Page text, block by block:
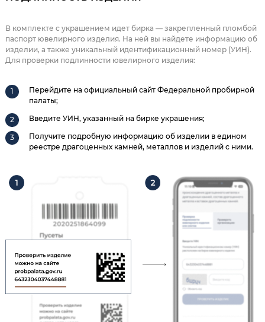
В комплекте с украшением идет бирка — закрепленный пломбой
паспорт ювелирного изделия. На ней вы найдете информацию об
изделии, а также уникальный идентификационный номер (УИН).
Для проверки подлинности ювелирного изделия:
Перейдите на официальный сайт Федеральной пробирной
палаты;
Введите УИН, указанный на бирке украшения;
Получите подробную информацию об изделии в едином
реестре драгоценных камней, металлов и изделий с ними.